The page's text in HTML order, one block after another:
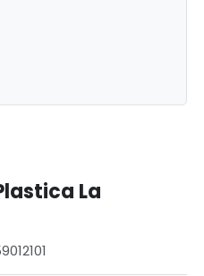
La